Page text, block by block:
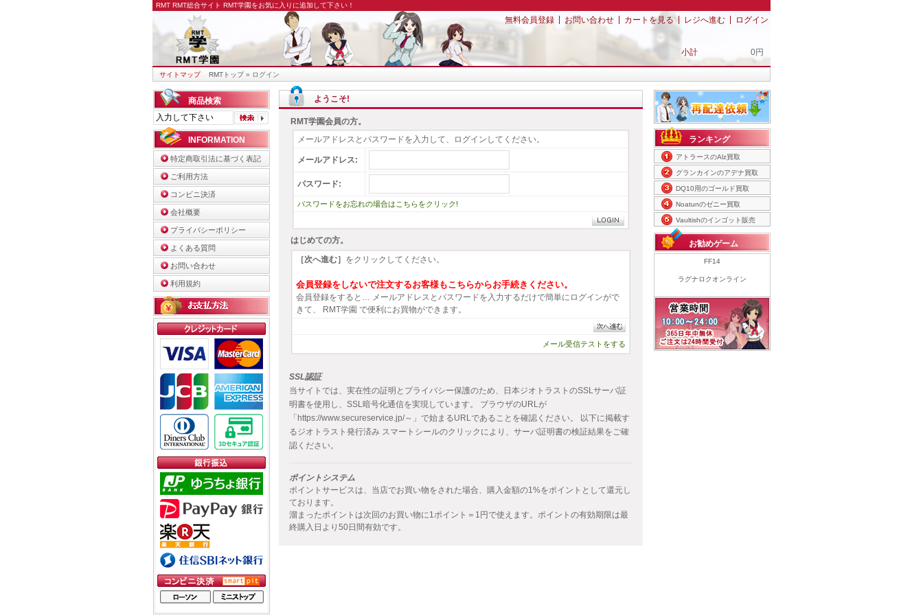
RMT RMT総合サイト RMT学園をお気に入りに追加して下さい！
無料会員登録 お問い合わせ カートを見る レジへ進む ログイン
小計 0円
サイトマップ RMTトップ» ログイン
商品検索
INFORMATION
特定商取引法に基づく表記
ご利用方法
コンビニ決済
会社概要
プライバシーポリシー
よくある質問
お問い合わせ
利用規約
ようこそ!
RMT学園会員の方。
メールアドレスとパスワードを入力して、ログインしてください。
メールアドレス:
パスワード:
パスワードをお忘れの場合はこちらをクリック!
はじめての方。
［次へ進む］ をクリックしてください。
会員登録をしないで注文するお客様もこちらからお手続きください。
会員登録をすると… メールアドレスとパスワードを入力するだけで簡単にログインがで
きて、 RMT学園 で便利にお買物ができます。
メール受信テストをする
SSL認証
当サイトでは、実在性の証明とプライバシー保護のため、日本ジオトラストのSSLサーバ証
明書を使用し、SSL暗号化通信を実現しています。 ブラウザのURLが
「https://www.secureservice.jp/～」で始まるURLであることを確認ください。 以下に掲載す
るジオトラスト発行済み スマートシールのクリックにより、サーバ証明書の検証結果をご確
認ください。
ポイントシステム
ポイントサービスは、当店でお買い物をされた場合、購入金額の1%をポイントとして還元し
ております。
溜まったポイントは次回のお買い物に1ポイント＝1円で使えます。ポイントの有効期限は最
終購入日より50日間有効です。
ランキング
アトラースのAlz買取
グランカインのアデナ買取
DQ10用のゴールド買取
Noatunのゼニー買取
Vaultishのインゴット販売
お勧めゲーム
FF14
ラグナロクオンライン